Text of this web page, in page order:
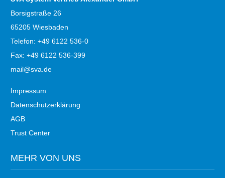
Borsigstraße 26
65205 Wiesbaden
Telefon: +49 6122 536-0
Fax: +49 6122 536-399
mail@sva.de
Impressum
Datenschutzerklärung
AGB
Trust Center
MEHR VON UNS